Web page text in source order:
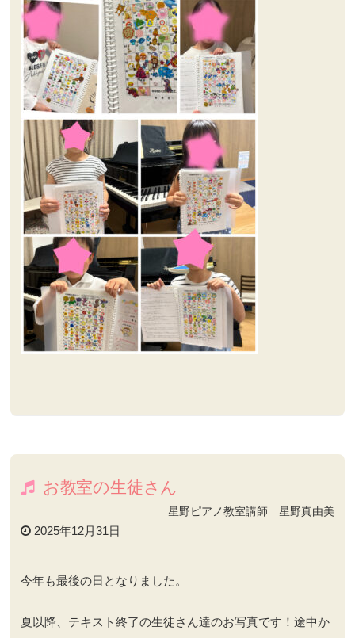
お教室の生徒さん
星野ピアノ教室講師 星野真由美
2025年12月31日
今年も最後の日となりました。
夏以降、テキスト終了の生徒さん達のお写真です！途中か